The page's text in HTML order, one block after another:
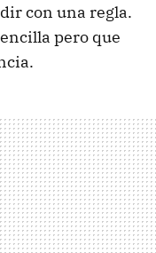
con una regla.
pero que